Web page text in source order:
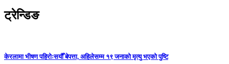
ट्रेन्डिङ
केरलामा भीषण पहिरोःसयौँ बेपत्ता, अहिलेसम्म १९ जनाको मृत्यु भएको पुष्टि